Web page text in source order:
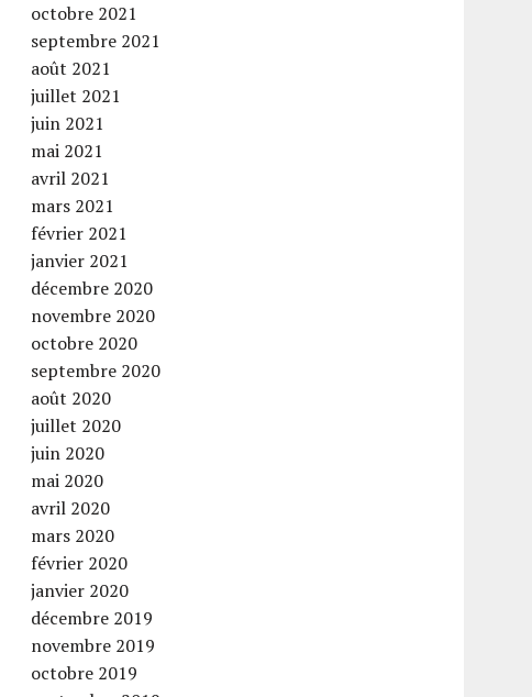
octobre 2021
septembre 2021
août 2021
juillet 2021
juin 2021
mai 2021
avril 2021
mars 2021
février 2021
janvier 2021
décembre 2020
novembre 2020
octobre 2020
septembre 2020
août 2020
juillet 2020
juin 2020
mai 2020
avril 2020
mars 2020
février 2020
janvier 2020
décembre 2019
novembre 2019
octobre 2019